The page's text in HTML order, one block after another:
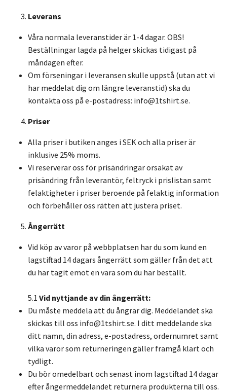
Leverans
Våra normala leveranstider är 1-4 dagar. OBS!
Beställningar lagda på helger skickas tidigast på
måndagen efter.
Om förseningar i leveransen skulle uppstå (utan att vi
har meddelat dig om längre leveranstid) ska du
kontakta oss på e-postadress: info@1tshirt.se.
Priser
Alla priser i butiken anges i SEK och alla priser är
inklusive 25% moms.
Vi reserverar oss för prisändringar orsakat av
prisändring från leverantör, feltryck i prislistan samt
felaktigheter i priser beroende på felaktig information
och förbehåller oss rätten att justera priset.
Ångerrätt
Vid köp av varor på webbplatsen har du som kund en
lagstiftad 14 dagars ångerrätt som gäller från det att
du har tagit emot en vara som du har beställt.
5.1 Vid nyttjande av din ångerrätt:
Du måste meddela att du ångrar dig. Meddelandet ska
skickas till oss info@1tshirt.se. I ditt meddelande ska
ditt namn, din adress, e-postadress, ordernumret samt
vilka varor som returneringen gäller framgå klart och
tydligt.
Du bör omedelbart och senast inom lagstiftad 14 dagar
efter ångermeddelandet returnera produkterna till oss.